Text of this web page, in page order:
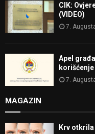
CIK:
(VIDEO)
7.
Apel
7.
MAGAZIN
Krv